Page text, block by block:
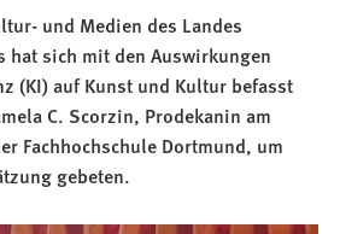
und Medien des Landes
hat sich mit den Auswirkungen
(KI) auf Kunst und Kultur befasst
C. Scorzin, Prodekanin am
Fachhochschule Dortmund, um
gebeten.